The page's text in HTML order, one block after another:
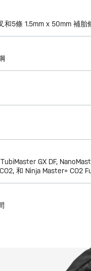
和5條 1.5mm x 50mm 補胎
GX DF,
和 Ninja Master+ CO2